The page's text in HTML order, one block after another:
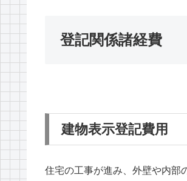
登記関係諸経費
建物表示登記費用
住宅の工事が進み、外壁や内部